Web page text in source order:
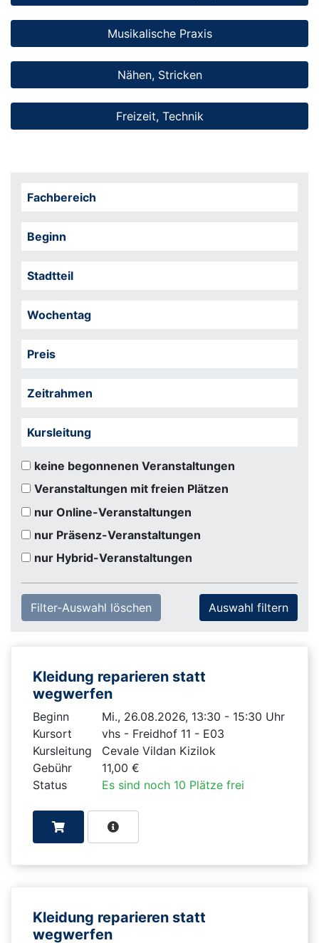
Musikalische Praxis
Nähen, Stricken
Freizeit, Technik
Fachbereich
Beginn
Stadtteil
Wochentag
Preis
Zeitrahmen
Kursleitung
keine begonnenen Veranstaltungen
Veranstaltungen mit freien Plätzen
nur Online-Veranstaltungen
nur Präsenz-Veranstaltungen
nur Hybrid-Veranstaltungen
Filter-Auswahl löschen
Kleidung reparieren statt
wegwerfen
Beginn
Mi., 26.08.2026, 13:30 - 15:30 Uhr
Kursort
vhs - Freidhof 11 - E03
Kursleitung
Cevale Vildan Kizilok
Gebühr
11,00 €
Status
Es sind noch 10 Plätze frei
Kleidung reparieren statt
wegwerfen